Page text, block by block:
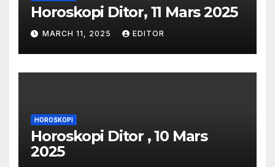
Horoskopi Ditor, 11 Mars 2025
MARCH 11, 2025 EDITOR
HOROSKOPI
Horoskopi Ditor , 10 Mars
2025